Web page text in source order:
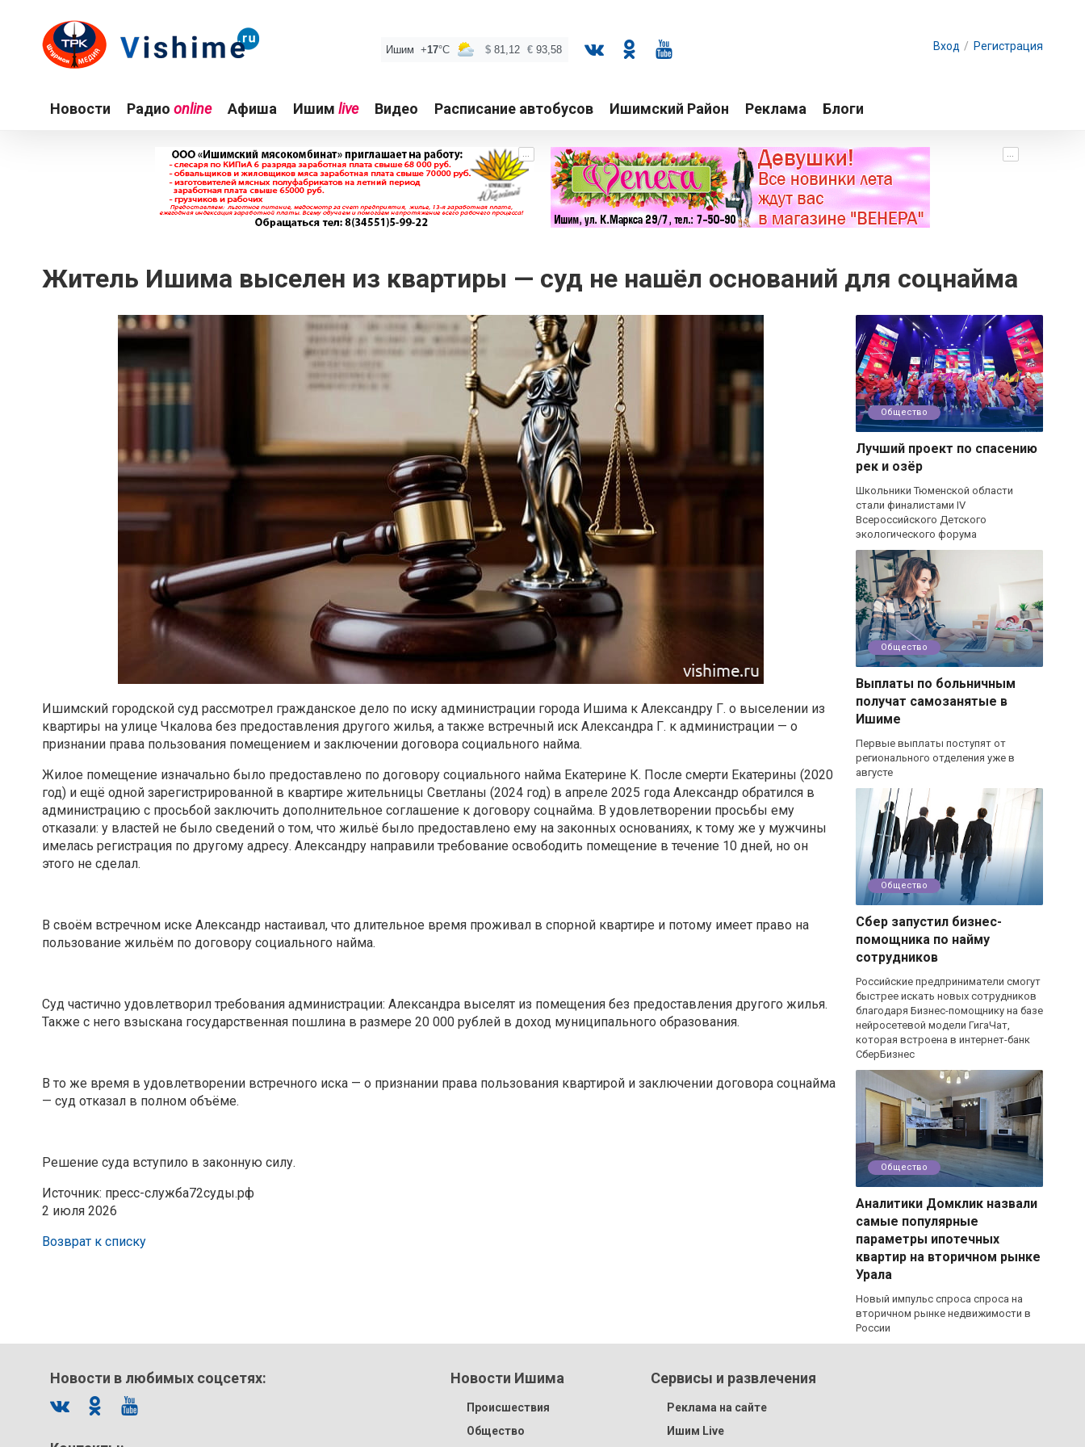
Вход / Регистрация
Новости Радио online Афиша Ишим live Видео Расписание автобусов Ишимский Район Реклама Блоги
... ...
Житель Ишима выселен из квартиры — суд не нашёл оснований для соцнайма
Ишимский городской суд рассмотрел гражданское дело по иску администрации города Ишима к Александру Г. о выселении из
квартиры на улице Чкалова без предоставления другого жилья, а также встречный иск Александра Г. к администрации — о
признании права пользования помещением и заключении договора социального найма.
Жилое помещение изначально было предоставлено по договору социального найма Екатерине К. После смерти Екатерины (2020
год) и ещё одной зарегистрированной в квартире жительницы Светланы (2024 год) в апреле 2025 года Александр обратился в
администрацию с просьбой заключить дополнительное соглашение к договору соцнайма. В удовлетворении просьбы ему
отказали: у властей не было сведений о том, что жильё было предоставлено ему на законных основаниях, к тому же у мужчины
имелась регистрация по другому адресу. Александру направили требование освободить помещение в течение 10 дней, но он
этого не сделал.
В своём встречном иске Александр настаивал, что длительное время проживал в спорной квартире и потому имеет право на
пользование жильём по договору социального найма.
Суд частично удовлетворил требования администрации: Александра выселят из помещения без предоставления другого жилья.
Также с него взыскана государственная пошлина в размере 20 000 рублей в доход муниципального образования.
В то же время в удовлетворении встречного иска — о признании права пользования квартирой и заключении договора соцнайма
— суд отказал в полном объёме.
Решение суда вступило в законную силу.
Источник: пресс-служба72суды.рф
2 июля 2026
Возврат к списку
Общество
Лучший проект по спасению
рек и озёр
Школьники Тюменской области
стали финалистами IV
Всероссийского Детского
экологического форума
Общество
Выплаты по больничным
получат самозанятые в
Ишиме
Первые выплаты поступят от
регионального отделения уже в
августе
Общество
Сбер запустил бизнес-
помощника по найму
сотрудников
Российские предприниматели смогут
быстрее искать новых сотрудников
благодаря Бизнес-помощнику на базе
нейросетевой модели ГигаЧат,
которая встроена в интернет-банк
СберБизнес
Общество
Аналитики Домклик назвали
самые популярные
параметры ипотечных
квартир на вторичном рынке
Урала
Новый импульс спроса спроса на
вторичном рынке недвижимости в
России
Новости в любимых соцсетях: Новости Ишима
Происшествия
Общество
Сервисы и развлечения
Реклама на сайте
Ишим Live